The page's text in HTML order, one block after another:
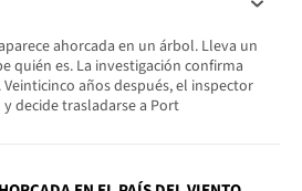
ahorcada en un árbol. Lleva un
quién es. La investigación confirma
años después, el inspector
decide trasladarse a Port